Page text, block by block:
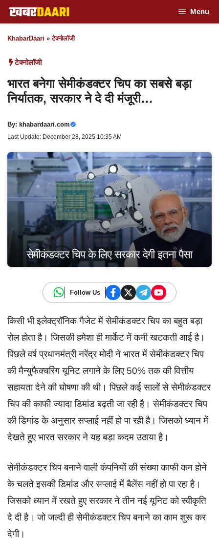
Skip
to
content
Menu
KhabarDaari »टेक्नोलॉजी
टेक्नोलॉजी
भारत बनेगा सेमीकंडक्टर चिप का सबसे बड़ा
निर्यातक, सरकार ने दे दी मंजूरी…
By: khabardaari.com
Last Update: December 28, 2025 10:35 AM
Follow Us
किसी भी इलेक्ट्रॉनिक गैजेट में सेमीकंडक्टर चिप का बहुत बड़ा
रोल होता है। जिसकी हमेशा ही मार्केट में कमी खटकती आई है।
पिछले वर्ष प्रधानमंत्री नरेंद्र मोदी ने भारत में सेमीकंडक्टर चिप
की मैन्युफैक्चरिंग यूनिट लगाने के लिए 50% तक की वित्तीय
सहायता देने की घोषणा की थी। पिछले कई सालों से सेमीकंडक्टर
चिप की काफी ज्यादा डिमांड बढ़ती जा रही है। सेमीकंडक्टर चिप
की डिमांड के अनुसार सप्लाई नहीं हो पा रही है। जिसको ध्यान में
देखते हुए भारत सरकार ने यह बड़ा कदम उठाया है।
सेमीकंडक्टर चिप बनाने वाली कंपनियों की संख्या काफी कम होने
के चलते इसकी डिमांड और सप्लाई में बैलेंस नहीं हो पा रहा है।
जिसको ध्यान में रखते हुए सरकार ने तीन नई यूनिट को स्वीकृति
दे दी है। जो जल्दी ही सेमीकंडक्टर चिप बनाने का काम शुरू कर
देगी।